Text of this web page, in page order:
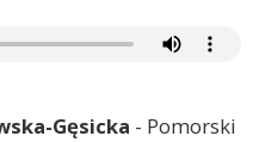
Gęsicka - Pomorski